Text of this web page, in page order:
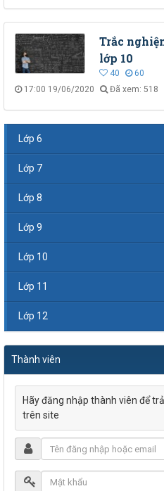
Trắc
lớp 10
40
60
17:00 19/06/2020
Đã xem: 518
Lớp 6
Lớp 7
Lớp 8
Lớp 9
Lớp 10
Lớp 11
Lớp 12
Thành viên
Hãy đăng nhập thành viên để
trên site